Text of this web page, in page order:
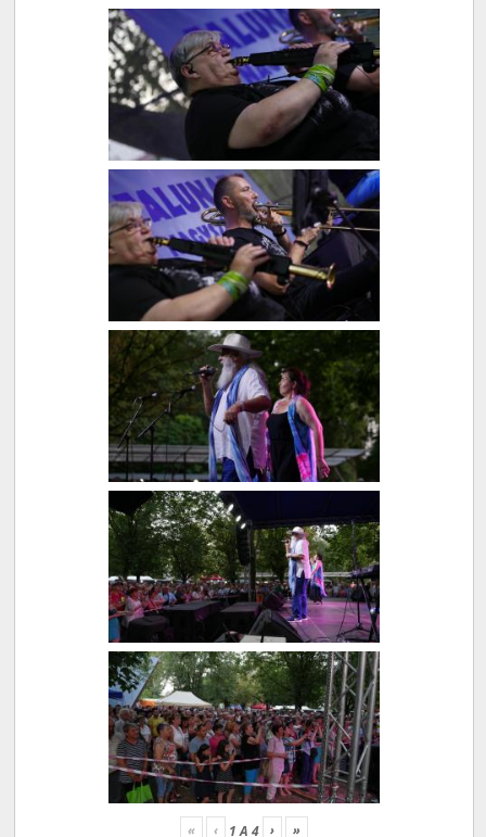
« ‹ 1A 4 › »